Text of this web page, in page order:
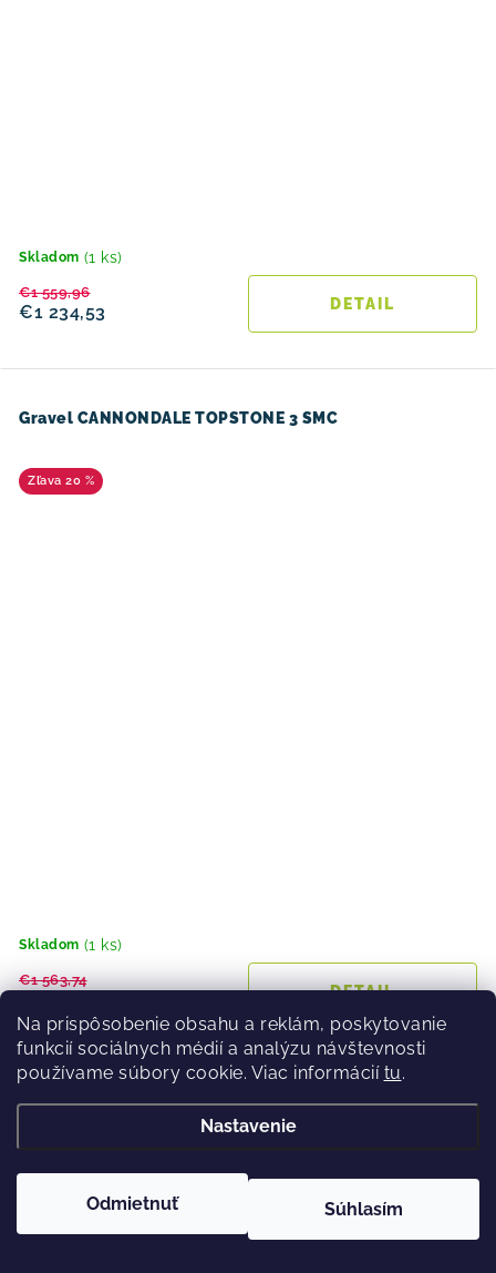
Na prispôsobenie obsahu a reklám, poskytovanie
funkcií sociálnych médií a analýzu návštevnosti
používame súbory cookie. Viac informácií tu.
Nastavenie
Odmietnuť Súhlasím
Skladom (1 ks)
€1 234,53
€1 559,96
DETAIL
Gravel CANNONDALE TOPSTONE 3 SMC
20 %
Skladom (1 ks)
€1 563,74
DETAIL
Horský elektrobicykel CANNONDALE MOTERRA SL